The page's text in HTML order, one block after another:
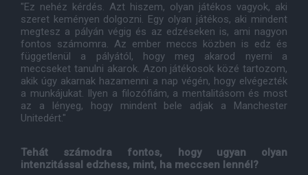
"Ez nehéz kérdés. Azt hiszem, olyan játékos vagyok, aki
szeret keményen dolgozni. Egy olyan játékos, aki mindent
megtesz a pályán végig és az edzéseken is, ami nagyon
fontos számomra. Az ember meccs közben is edz és
függetlenül a pályától, hogy meg akarod nyerni a
meccseket tanulni akarok. Azon játékosok közé tartozom,
akik úgy akarnak hazamenni a nap végén, hogy elvégezték
a munkájukat. Ilyen a filozófiám, a mentalitásom és most
az a lényeg, hogy mindent bele adjak a Manchester
Unitedért."
Tehát számodra fontos, hogy ugyan olyan
intenzitással edzhess, mint, ha meccsen lennél?